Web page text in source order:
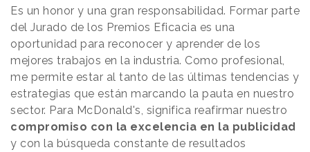
Es un honor y una gran responsabilidad. Formar parte
del Jurado de los Premios Eficacia es una
oportunidad para reconocer y aprender de los
mejores trabajos en la industria. Como profesional,
me permite estar al tanto de las últimas tendencias y
estrategias que están marcando la pauta en nuestro
sector. Para McDonald's, significa reafirmar nuestro
compromiso con la excelencia en la publicidad
y con la búsqueda constante de resultados